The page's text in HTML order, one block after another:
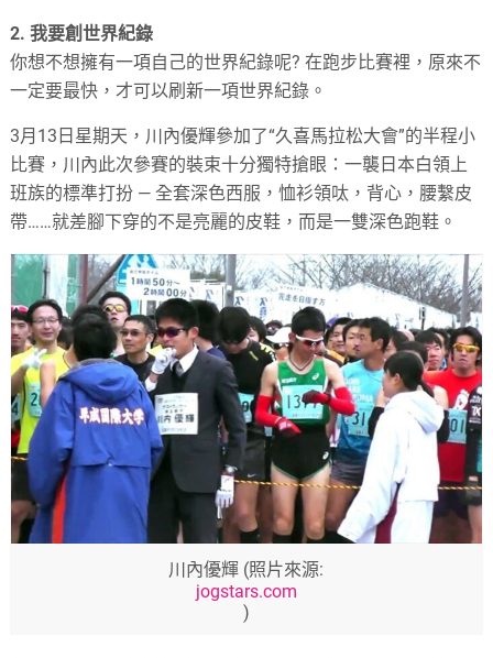
2.我要創世界紀錄
你想不想擁有一項自己的世界紀錄呢?在跑步比賽裡，原來不
一定要最快，才可以刷新一項世界紀錄。
3月 13 日星期天，川內優輝參加了“久喜馬拉松大會”的半程小
比賽，川內此次參賽的裝束十分獨特搶眼：一襲日本白領上
班族的標準打扮 —全套深色西服，恤衫領呔，背心，腰繫皮
帶……就差腳下穿的不是亮麗的皮鞋，而是一雙深色跑鞋。
川內優輝 (照片來源:
jogstars.com
)